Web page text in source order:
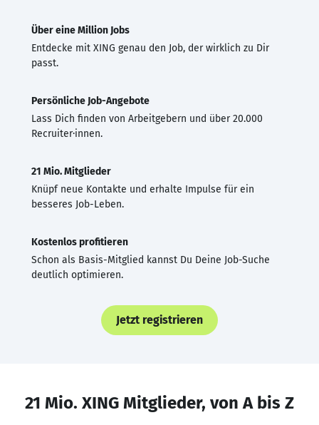
Über eine Million Jobs
Entdecke mit XING genau den Job, der wirklich zu Dir
passt.
Persönliche Job-Angebote
Lass Dich finden von Arbeitgebern und über 20.000
Recruiter·innen.
21 Mio. Mitglieder
Knüpf neue Kontakte und erhalte Impulse für ein
besseres Job-Leben.
Kostenlos profitieren
Schon als Basis-Mitglied kannst Du Deine Job-Suche
deutlich optimieren.
Jetzt registrieren
21 Mio. XING Mitglieder, von A bis Z